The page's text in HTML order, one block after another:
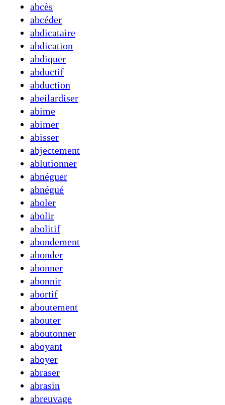
abcès
abcéder
abdicataire
abdication
abdiquer
abductif
abduction
abeilardiser
abime
abimer
abisser
abjectement
ablutionner
abnéguer
abnégué
aboler
abolir
abolitif
abondement
abonder
abonner
abonnir
abortif
aboutement
abouter
aboutonner
aboyant
aboyer
abraser
abrasin
abreuvage